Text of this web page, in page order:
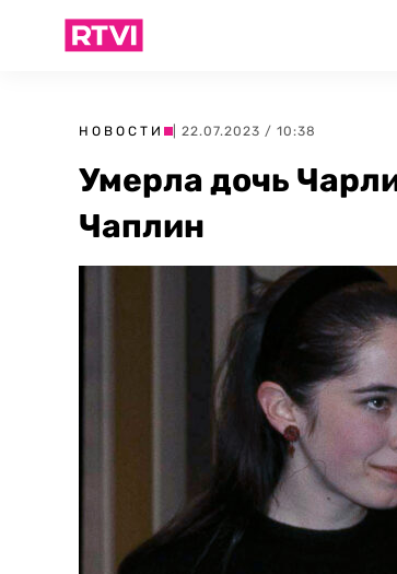
НОВОСТИ | 22.07.2023 / 10:38
Умерла дочь
Чаплин